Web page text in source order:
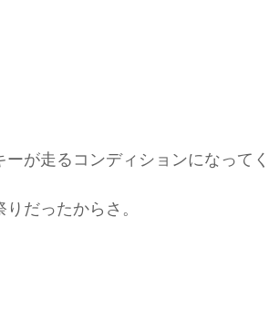
が走るコンディションになってく
だったからさ。